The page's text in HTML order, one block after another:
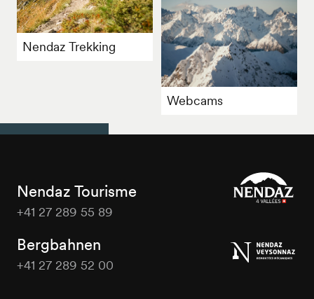
Nendaz Trekking
Webcams
Nendaz Tourisme
+41 27 289 55 89
Bergbahnen
+41 27 289 52 00